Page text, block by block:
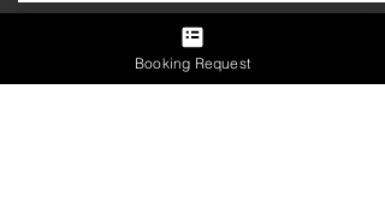
Booking Request